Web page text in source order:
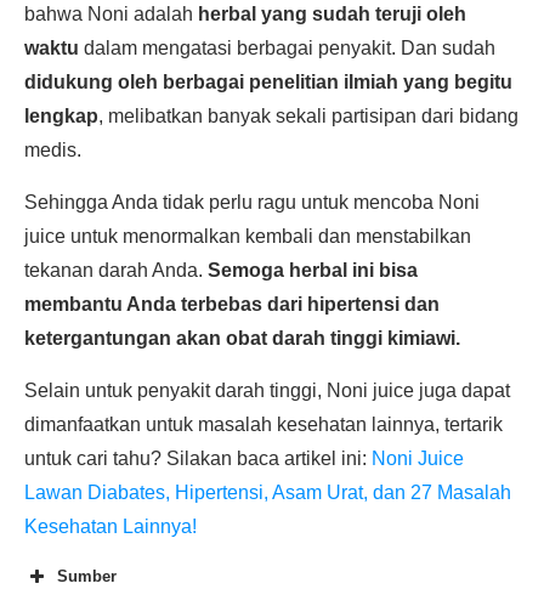
bahwa Noni adalah herbal yang sudah teruji oleh
waktu dalam mengatasi berbagai penyakit. Dan sudah
didukung oleh berbagai penelitian ilmiah yang begitu
lengkap, melibatkan banyak sekali partisipan dari bidang
medis.
Sehingga Anda tidak perlu ragu untuk mencoba Noni
juice untuk menormalkan kembali dan menstabilkan
tekanan darah Anda. Semoga herbal ini bisa
membantu Anda terbebas dari hipertensi dan
ketergantungan akan obat darah tinggi kimiawi.
Selain untuk penyakit darah tinggi, Noni juice juga dapat
dimanfaatkan untuk masalah kesehatan lainnya, tertarik
untuk cari tahu? Silakan baca artikel ini: Noni Juice
Lawan Diabates, Hipertensi, Asam Urat, dan 27 Masalah
Kesehatan Lainnya!
Sumber